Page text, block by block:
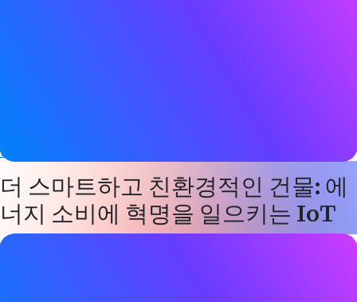
www.iotforall.com
더 스마트하고 친환경적인 건물: 에
너지 소비에 혁명을 일으키는 IoT
블로그 게시물 세부 정보